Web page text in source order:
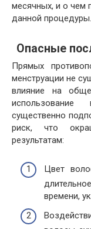
месячных, и о чем
данной процедуры.
Опасные
Прямых
менструации не
влияние на
существенно
риск, что
результатам:
Цвет
времени,